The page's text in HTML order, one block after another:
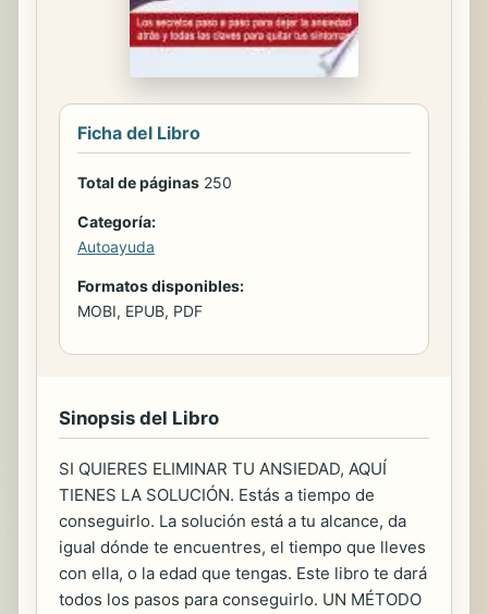
Ficha del Libro
Total de páginas 250
Categoría:
Autoayuda
Formatos disponibles:
MOBI, EPUB, PDF
Sinopsis del Libro
SI QUIERES ELIMINAR TU ANSIEDAD, AQUÍ
TIENES LA SOLUCIÓN. Estás a tiempo de
conseguirlo. La solución está a tu alcance, da
igual dónde te encuentres, el tiempo que lleves
con ella, o la edad que tengas. Este libro te dará
todos los pasos para conseguirlo. UN MÉTODO